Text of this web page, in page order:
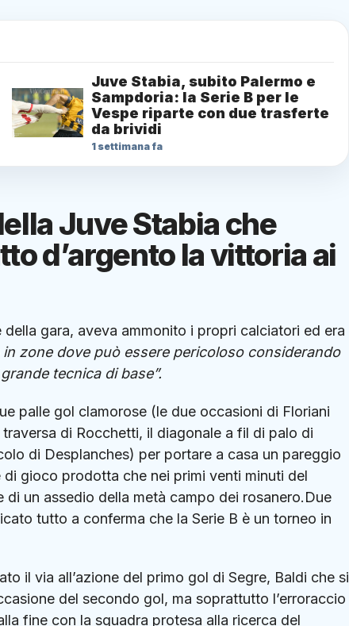
Juve Stabia, subito Palermo e
Sampdoria: la Serie B per le
Vespe riparte con due trasferte
da brividi
1 settimana fa
Juve Stabia che
d’argento la vittoria ai
gara, aveva ammonito i propri calciatori ed era
zone dove può essere pericoloso considerando
tecnica di base”.
palle gol clamorose (le due occasioni di Floriani
di Rocchetti, il diagonale a fil di palo di
di Desplanches) per portare a casa un pareggio
gioco prodotta che nei primi venti minuti del
un assedio della metà campo dei rosanero.Due
tutto a conferma che la Serie B è un torneo in
il via all’azione del primo gol di Segre, Baldi che si
del secondo gol, ma soprattutto l’erroraccio
fine con la squadra protesa alla ricerca del